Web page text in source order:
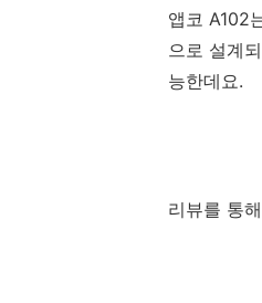
앱코 A102
으로 설계
능한데요.
리뷰를 통